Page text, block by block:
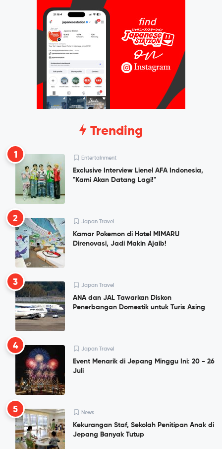
Trending
1 Entertainment
Exclusive Interview Lienel AFA Indonesia,
"Kami Akan Datang Lagi!"
2 Japan Travel
Kamar Pokemon di Hotel MIMARU
Direnovasi, Jadi Makin Ajaib!
3 Japan Travel
ANA dan JAL Tawarkan Diskon
Penerbangan Domestik untuk Turis Asing
4 Japan Travel
Event Menarik di Jepang Minggu Ini: 20 - 26
Juli
5 News
Kekurangan Staf, Sekolah Penitipan Anak di
Jepang Banyak Tutup